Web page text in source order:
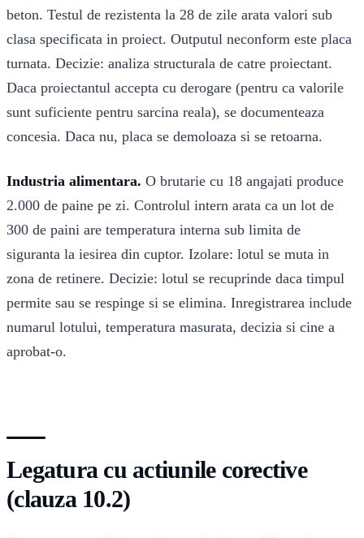
beton. Testul de rezistenta la 28 de zile arata valori sub
clasa specificata in proiect. Outputul neconform este placa
turnata. Decizie: analiza structurala de catre proiectant.
Daca proiectantul accepta cu derogare (pentru ca valorile
sunt suficiente pentru sarcina reala), se documenteaza
concesia. Daca nu, placa se demoloaza si se retoarna.
Industria alimentara. O brutarie cu 18 angajati produce
2.000 de paine pe zi. Controlul intern arata ca un lot de
300 de paini are temperatura interna sub limita de
siguranta la iesirea din cuptor. Izolare: lotul se muta in
zona de retinere. Decizie: lotul se recuprinde daca timpul
permite sau se respinge si se elimina. Inregistrarea include
numarul lotului, temperatura masurata, decizia si cine a
aprobat-o.
Legatura cu actiunile corective
(clauza 10.2)